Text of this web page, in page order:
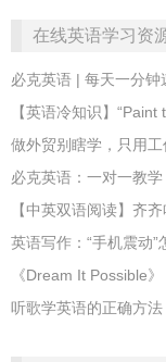
在线英语学习资
必克英语 | 每天一分
【英语冷知识】
做外贸别瞎学，只用
必克英语：一对一教
【中英双语阅读】齐
英语写作：“手机震动”
《Dream It Possible》
听歌学英语的正确方法